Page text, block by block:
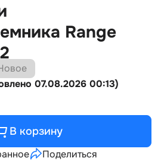
Range
07.08.2026 00:13)
В корзину
Поделиться